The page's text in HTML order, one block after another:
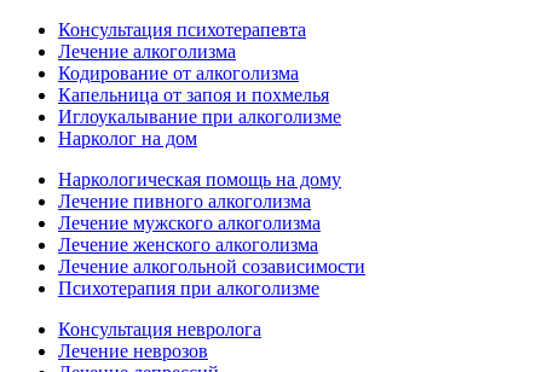
Консультация психотерапевта
Лечение алкоголизма
Кодирование от алкоголизма
Капельница от запоя и похмелья
Иглоукалывание при алкоголизме
Нарколог на дом
Наркологическая помощь на дому
Лечение пивного алкоголизма
Лечение мужского алкоголизма
Лечение женского алкоголизма
Лечение алкогольной созависимости
Психотерапия при алкоголизме
Консультация невролога
Лечение неврозов